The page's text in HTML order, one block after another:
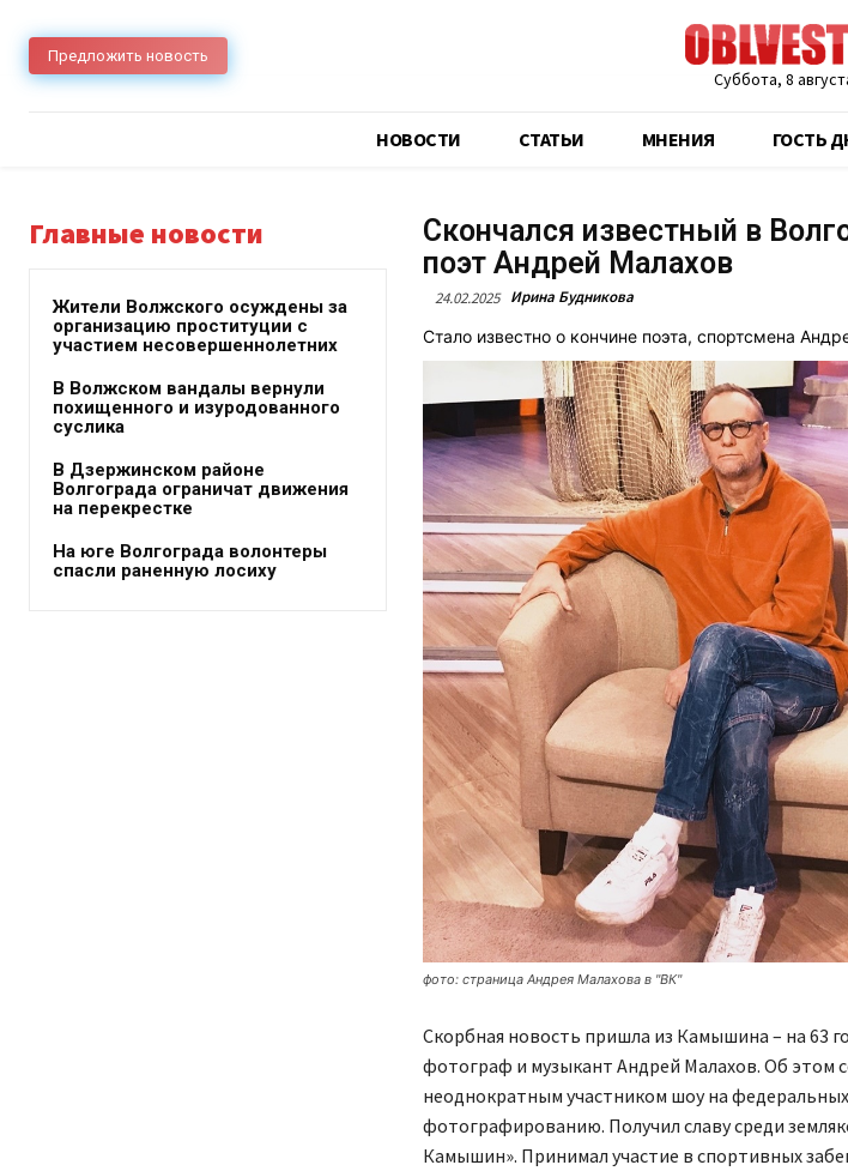
Предложить новость
Суббота, 8
НОВОСТИ CТАТЬИ МНЕНИЯ ГОСТЬ
Главные новости
Жители Волжского осуждены за
организацию проституции с
участием несовершеннолетних
В Волжском вандалы вернули
похищенного и изуродованного
суслика
В Дзержинском районе
Волгограда ограничат движения
на перекрестке
На юге Волгограда волонтеры
спасли раненную лосиху
Скончался известный в
поэт Андрей Малахов
24.02.2025 Ирина Будникова
Стало известно о кончине поэта, спортсмена
фото: страница Андрея Малахова в "ВК"
Скорбная новость пришла из Камышина – на 63
фотограф и музыкант Андрей Малахов. Об этом
неоднократным участником шоу на
фотографированию. Получил славу среди
Камышин». Принимал участие в спортивных